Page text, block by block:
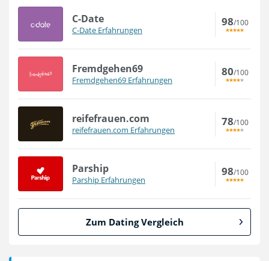
C-Date
C-Date Erfahrungen
98/100
Fremdgehen69
Fremdgehen69 Erfahrungen
80/100
reifefrauen.com
reifefrauen.com Erfahrungen
78/100
Parship
Parship Erfahrungen
98/100
Zum Dating Vergleich